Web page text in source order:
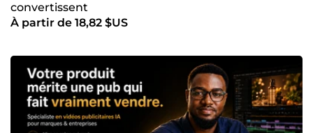
convertissent
À partir de 18,82 $US